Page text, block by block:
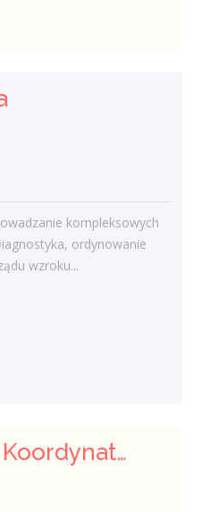
kompleksowych
ordynowanie
wzroku...
Koordynator / Koordynatorka Usług Serwisowych i Zespołów Terenowych